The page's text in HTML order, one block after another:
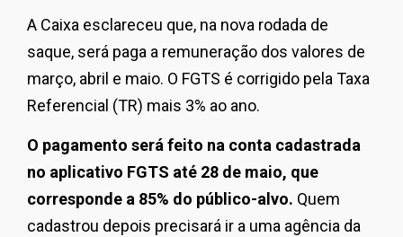
A Caixa esclareceu que, na nova rodada de
saque, será paga a remuneração dos valores de
março, abril e maio. O FGTS é corrigido pela Taxa
Referencial (TR) mais 3% ao ano.
O pagamento será feito na conta cadastrada
no aplicativo FGTS até 28 de maio, que
corresponde a 85% do público-alvo. Quem
cadastrou depois precisará ir a uma agência da